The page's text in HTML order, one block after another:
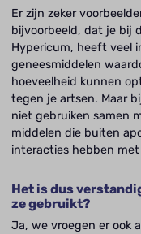
Er zijn zeker
bijvoorbeeld, dat je bij
Hypericum, heeft veel
geneesmiddelen
hoeveelheid kunnen
tegen je artsen. Maar
niet gebruiken samen
middelen die buiten
interacties hebben
Het is dus
ze gebruikt?
Ja, we vroegen er ook